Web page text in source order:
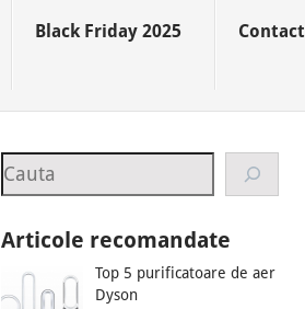
Black Friday 2025 Contact
Search
Articole recomandate
Top 5 purificatoare de aer
Dyson